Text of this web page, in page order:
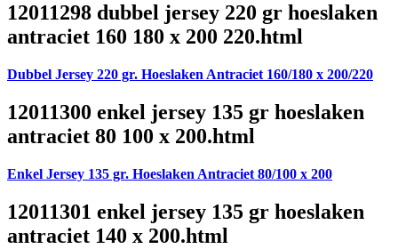
12011298 dubbel jersey 220 gr hoeslaken
antraciet 160 180 x 200 220.html
Dubbel Jersey 220 gr. Hoeslaken Antraciet 160/180 x 200/220
12011300 enkel jersey 135 gr hoeslaken
antraciet 80 100 x 200.html
Enkel Jersey 135 gr. Hoeslaken Antraciet 80/100 x 200
12011301 enkel jersey 135 gr hoeslaken
antraciet 140 x 200.html